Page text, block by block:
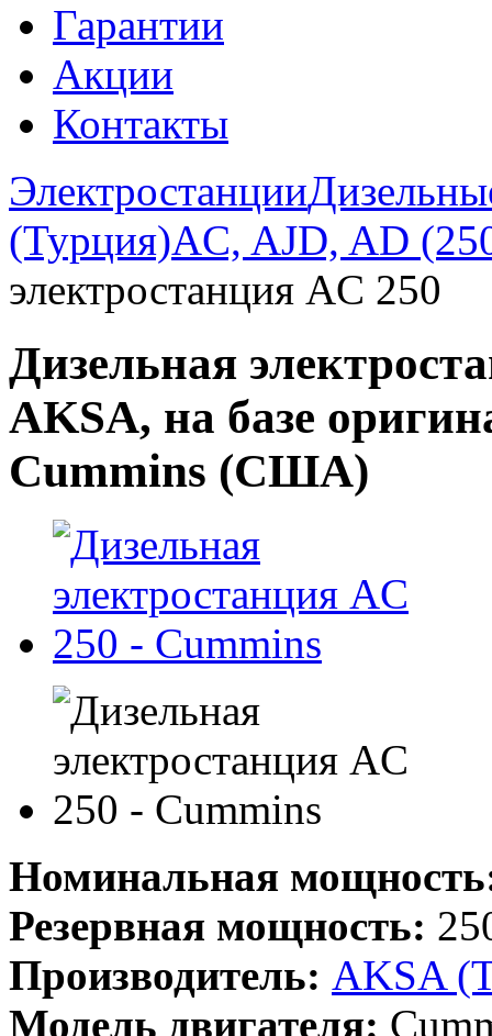
Гарантии
Акции
Контакты
Электростанции
(Турция)AC, AJD, AD
электростанция AC 250
Дизельная
AKSA, на базе
Cummins (США)
Номинальная
Резервная мощность:
Производитель: AKSA
Модель двигателя: